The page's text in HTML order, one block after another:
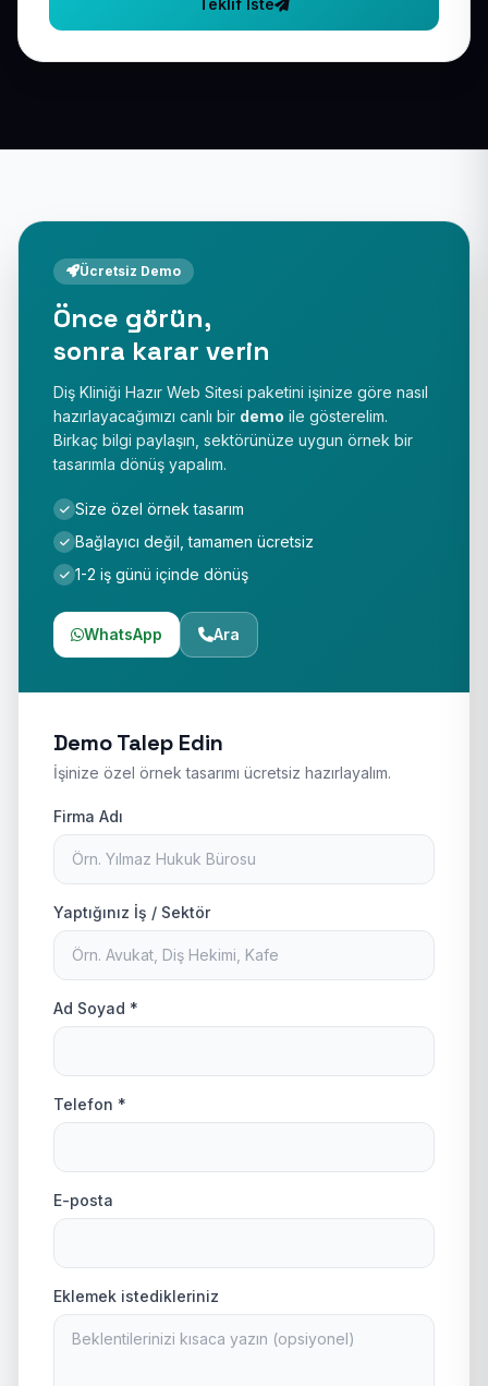
Teklif İste
Ücretsiz Demo
Önce görün,
sonra karar verin
Diş Kliniği Hazır Web Sitesi paketini işinize göre nasıl
hazırlayacağımızı canlı bir demo ile gösterelim.
Birkaç bilgi paylaşın, sektörünüze uygun örnek bir
tasarımla dönüş yapalım.
Size özel örnek tasarım
Bağlayıcı değil, tamamen ücretsiz
1-2 iş günü içinde dönüş
WhatsApp Ara
Demo Talep Edin
İşinize özel örnek tasarımı ücretsiz hazırlayalım.
Firma Adı
Yaptığınız İş / Sektör
Ad Soyad *
Telefon *
E-posta
Eklemek istedikleriniz